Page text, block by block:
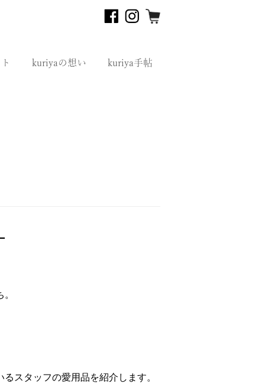
kuriyaの想い kuriya手帖
スタッフの愛用品を紹介します。